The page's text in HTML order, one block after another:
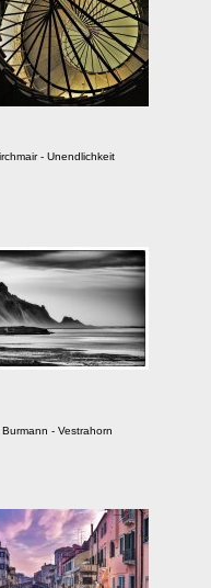
- Unendlichkeit
- Vestrahorn